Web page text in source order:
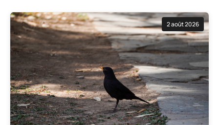
2 août 2026